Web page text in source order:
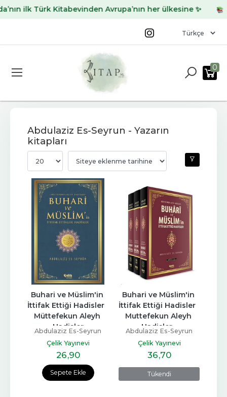
ilk Türk Kitabevinden Avrupa’nın her ülkesine ✨
0
Abdulaziz Es-Seyrun - Yazarın
kitapları
Sepete Ekle
Buhari ve Müslim'in
İttifak Ettiği Hadisler
Müttefekun Aleyh
Hadisler
Abdulaziz Es-Seyrun
Çelik Yayınevi
26,90
Tükendi
Buhari ve Müslim'in
İttifak Ettiği Hadisler
Muttefekun Aleyh
Hadisler...
Abdulaziz Es-Seyrun
Çelik Yayınevi
36,70